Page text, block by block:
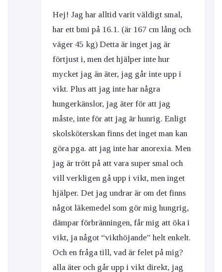
Hej! Jag har alltid varit väldigt smal,
har ett bmi på 16.1. (är 167 cm lång och
väger 45 kg) Detta är inget jag är
förtjust i, men det hjälper inte hur
mycket jag än äter, jag går inte upp i
vikt. Plus att jag inte har några
hungerkänslor, jag äter för att jag
måste, inte för att jag är hunrig. Enligt
skolsköterskan finns det inget man kan
göra pga. att jag inte har anorexia. Men
jag är trött på att vara super smal och
vill verkligen gå upp i vikt, men inget
hjälper. Det jag undrar är om det finns
något läkemedel som gör mig hungrig,
dämpar förbränningen, får mig att öka i
vikt, ja något “vikthöjande” helt enkelt.
Och en fråga till, vad är felet på mig?
alla äter och går upp i vikt direkt, jag